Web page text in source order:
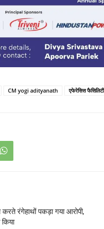
CM yogi adityanath एफेरेसिस फैसिलिटी
करते रंगेहाथों पकड़ा गया आरोपी,